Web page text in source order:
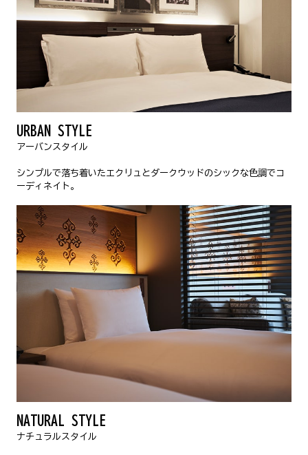
URBAN STYLE
アーバンスタイル
シンプルで落ち着いたエクリュとダークウッドのシックな色調でコ
ーディネイト。
NATURAL STYLE
ナチュラルスタイル